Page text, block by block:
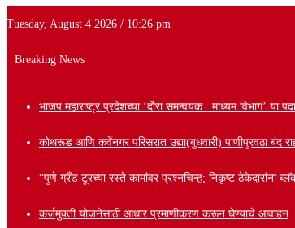
Tuesday, August 4 2026 / 10:26 pm
Breaking News
भाजप महाराष्ट्र प्रदेशच्या ‘दौरा समन्वयक : माध्यम विभाग’ या
कोथरूड आणि कर्वेनगर परिसरात उद्या(बुधवारी) पाणीपुरवठा बंद
“पुणे ग्रँड टूरच्या रस्ते कामांवर प्रश्नचिन्ह; निकृष्ट ठेकेदारांना
कर्जमुक्ती योजनेसाठी आधार प्रमाणीकरण करून घेण्याचे आवाहन